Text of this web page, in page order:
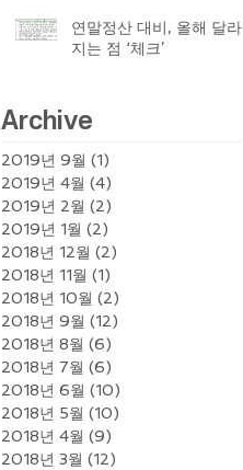
연말정산 대비, 올해 달라
지는 점 ‘체크’
Archive
2019년 9월 (1)
2019년 4월 (4)
2019년 2월 (2)
2019년 1월 (2)
2018년 12월 (2)
2018년 11월 (1)
2018년 10월 (2)
2018년 9월 (12)
2018년 8월 (6)
2018년 7월 (6)
2018년 6월 (10)
2018년 5월 (10)
2018년 4월 (9)
2018년 3월 (12)